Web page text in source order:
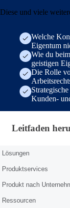
Diese und viele
Welche
Eigentum
Wie du
geistigen
Die Rolle
Kunden-
Leitfaden
Leitfaden
Lösungen
Produktservices
Produkt nach
Ressourcen